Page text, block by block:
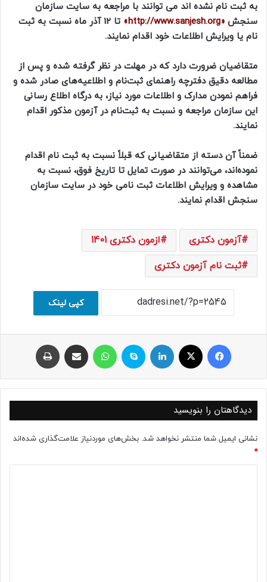
به ثبت نام نشده اند می توانند با مراجعه به سایت سازمان
سنجش «http://www.sanjesh.org»
تا 12 آذر ماه نسبت به ثبت
نام یا ویرایش اطلاعات خود اقدام نمایند.
متقاضیان ضرورت دارد که در مهلت در نظر گرفته شده و پس از
مطالعه دقیق دفترچه راهنمای ثبت‌نام و اطلاعیه‌های صادر شده و
فراهم نمودن مدارک و اطلاعات مورد نیاز، به درگاه اطلاع رسانی
این سازمان مراجعه و نسبت به ثبت‌نام در آزمون مذکور اقدام
نمایند.
ضمناً آن دسته از متقاضیانی که قبلاً نسبت به ثبت نام اقدام
نموده‌اند، می‌توانند در صورت تمایل تا تاریخ فوق، نسبت به
مشاهده و ویرایش اطلاعات ثبت نامی خود در سایت سازمان
سنجش اقدام نمایند.
آزمون دکتری
ازمون دکتری 1401
ثبت نام آزمون دکتری
کپی لینک
فیسبوک ایکس لینکداین اسکایپ واتس آپ اشتراک با ایمیل
دیدگاهتان را بنویسید
نشانی ایمیل شما منتشر نخواهد شد. بخش‌های موردنیاز علامت‌گذاری شده‌اند
*